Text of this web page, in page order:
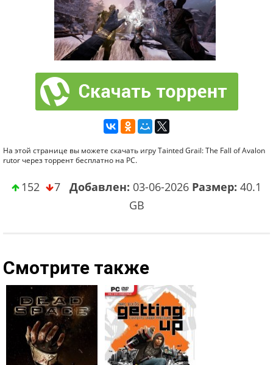
На этой странице вы можете скачать игру Tainted Grail: The Fall of Avalon
rutor через торрент бесплатно на PC.
152 7 Добавлен: 03-06-2026 Размер: 40.1
GB
Смотрите также